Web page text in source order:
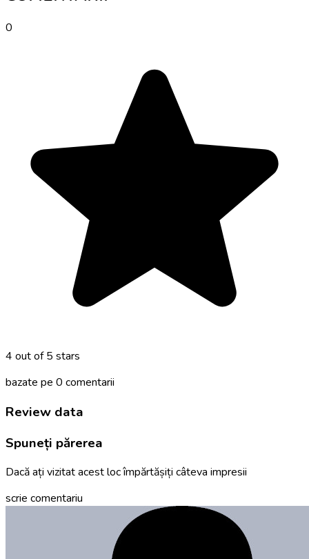
0
4 out of 5 stars
bazate pe 0 comentarii
Review data
Spuneți părerea
Dacă ați vizitat acest loc împărtășiți câteva impresii
scrie comentariu